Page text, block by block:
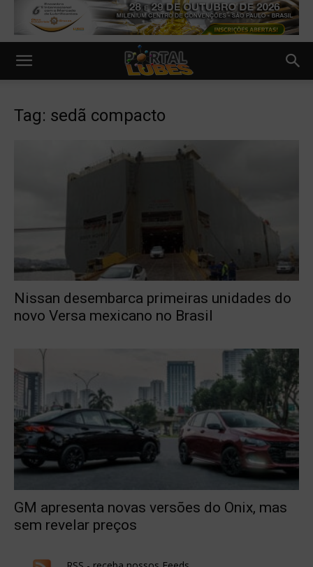
Tag: sedã compacto
Nissan desembarca primeiras unidades do
novo Versa mexicano no Brasil
GM apresenta novas versões do Onix, mas
sem revelar preços